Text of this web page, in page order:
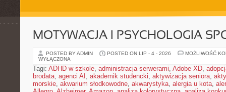
MOTYWACJA I PSYCHOLOGIA
POSTED BY ADMIN POSTED ON LIP - 4 - 2026
MOŻLIWOŚĆ
WYŁĄCZONA
Tagi: ADHD w szkole, administracja serwerami, Adobe XD,
brodata, agenci AI , akademik studencki, aktywizacja seniora,
morskie, akwarium słodkowodne, akwarystyka, alergia u kota,